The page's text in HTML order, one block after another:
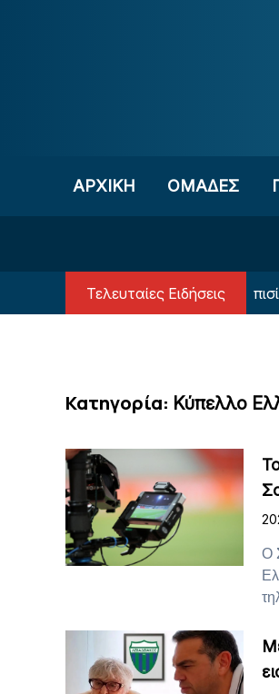
ΑΡΧΙΚΗ OΜΑΔΕΣ
Τελευταίες Ειδήσεις
βρέθηκε νεκρός σε πισίνα
Κατηγορία: Κύπελλο
Ο